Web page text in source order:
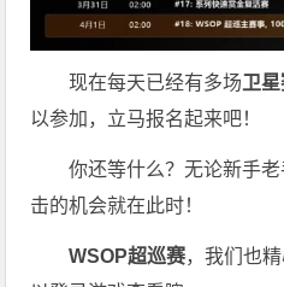
现在每天已经有多场卫
以参加，立马报名起来吧！
你还等什么？无论新手
击的机会就在此时！
WSOP超巡赛，我们也